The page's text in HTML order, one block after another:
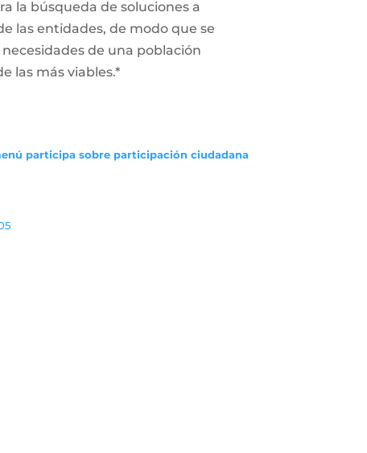
la búsqueda de soluciones a
las entidades, de modo que se
de una población
las más viables.*
participa sobre participación ciudadana